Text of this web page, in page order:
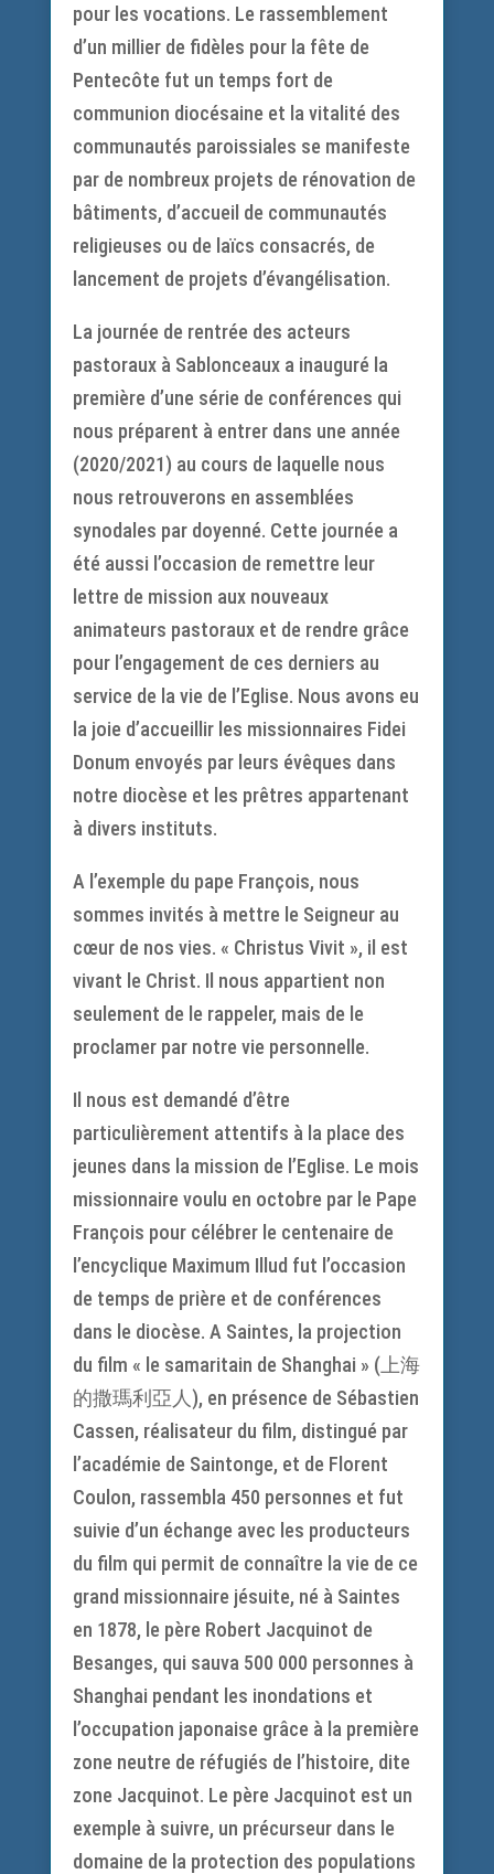
pour les vocations. Le rassemblement
d’un millier de fidèles pour la fête de
Pentecôte fut un temps fort de
communion diocésaine et la vitalité des
communautés paroissiales se manifeste
par de nombreux projets de rénovation de
bâtiments, d’accueil de communautés
religieuses ou de laïcs consacrés, de
lancement de projets d’évangélisation.
La journée de rentrée des acteurs
pastoraux à Sablonceaux a inauguré la
première d’une série de conférences qui
nous préparent à entrer dans une année
(2020/2021) au cours de laquelle nous
nous retrouverons en assemblées
synodales par doyenné. Cette journée a
été aussi l’occasion de remettre leur
lettre de mission aux nouveaux
animateurs pastoraux et de rendre grâce
pour l’engagement de ces derniers au
service de la vie de l’Eglise. Nous avons eu
la joie d’accueillir les missionnaires Fidei
Donum envoyés par leurs évêques dans
notre diocèse et les prêtres appartenant
à divers instituts.
A l’exemple du pape François, nous
sommes invités à mettre le Seigneur au
cœur de nos vies. « Christus Vivit », il est
vivant le Christ. Il nous appartient non
seulement de le rappeler, mais de le
proclamer par notre vie personnelle.
Il nous est demandé d’être
particulièrement attentifs à la place des
jeunes dans la mission de l’Eglise. Le mois
missionnaire voulu en octobre par le Pape
François pour célébrer le centenaire de
l’encyclique Maximum Illud fut l’occasion
de temps de prière et de conférences
dans le diocèse. A Saintes, la projection
du film « le samaritain de Shanghai » (上海
的撒瑪利亞人), en présence de Sébastien
Cassen, réalisateur du film, distingué par
l’académie de Saintonge, et de Florent
Coulon, rassembla 450 personnes et fut
suivie d’un échange avec les producteurs
du film qui permit de connaître la vie de ce
grand missionnaire jésuite, né à Saintes
en 1878, le père Robert Jacquinot de
Besanges, qui sauva 500 000 personnes à
Shanghai pendant les inondations et
l’occupation japonaise grâce à la première
zone neutre de réfugiés de l’histoire, dite
zone Jacquinot. Le père Jacquinot est un
exemple à suivre, un précurseur dans le
domaine de la protection des populations